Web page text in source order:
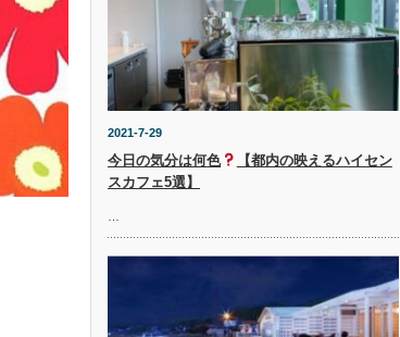
2021-7-29
今日の気分は何色
【都内の映えるハイセン
スカフェ5選】